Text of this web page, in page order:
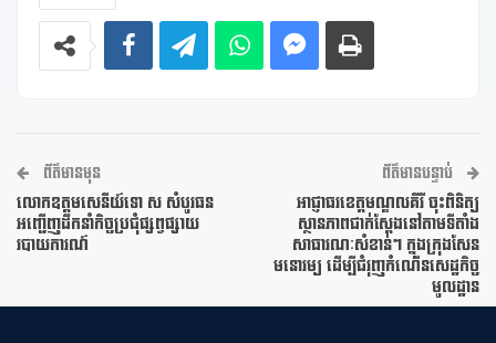
ព័ត៌មានមុន
លោកឧត្តមសេនីយ៍ទោ ស សំបូរធន
អញ្ជើញដឹកនាំកិច្ចប្រជុំផ្សព្វផ្សាយ
របាយការណ៍
ព័ត៌មានបន្ទាប់
អាជ្ញាធរខេត្តមណ្ឌលគីរី ចុះពិនិត្យ
ស្ថានភាពជាក់ស្តែងនៅតាមទីតាំង
សាធារណៈសំខាន់ៗ ក្នុងក្រុងសែន
មនោរម្យ ដើម្បីជំរុញកំណើនសេដ្ឋកិច្ច
មូលដ្ឋាន